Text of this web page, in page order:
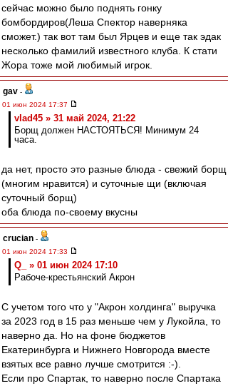
сейчас можно было поднять гонку
бомбордиров(Леша Спектор наверняка
сможет.) так вот там был Ярцев и еще так эдак
несколько фамилий известного клуба. К стати
Жора тоже мой любимый игрок.
gav -
01 июн 2024 17:37
vlad45 » 31 май 2024, 21:22
Борщ должен НАСТОЯТЬСЯ! Минимум 24
часа.
да нет, просто это разные блюда - свежий борщ
(многим нравится) и суточные щи (включая
суточный борщ)
оба блюда по-своему вкусны
crucian -
01 июн 2024 17:33
Q_ » 01 июн 2024 17:10
Рабоче-крестьянский Акрон
С учетом того что у "Акрон холдинга" выручка
за 2023 год в 15 раз меньше чем у Лукойла, то
наверно да. Но на фоне бюджетов
Екатеринбурга и Нижнего Новгорода вместе
взятых все равно лучше смотрится :-).
Если про Спартак, то наверно после Спартака